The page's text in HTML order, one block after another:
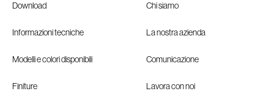
Download
Informazioni tecniche
Modelli e colori disponibili
Finiture
Chi siamo
La nostra azienda
Comunicazione
Lavora con noi